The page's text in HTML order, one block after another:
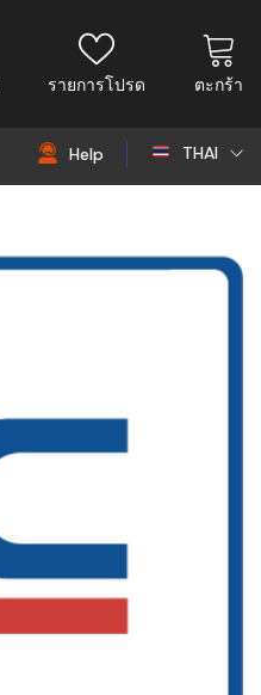
รายการโปรด ตะกร้า
Help THAI